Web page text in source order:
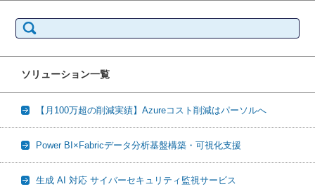
索:
ソリューション一覧
【月100万超の削減実績】Azureコスト削減はパーソルへ
Power BI×Fabricデータ分析基盤構築・可視化支援
生成 AI 対応 サイバーセキュリティ監視サービス